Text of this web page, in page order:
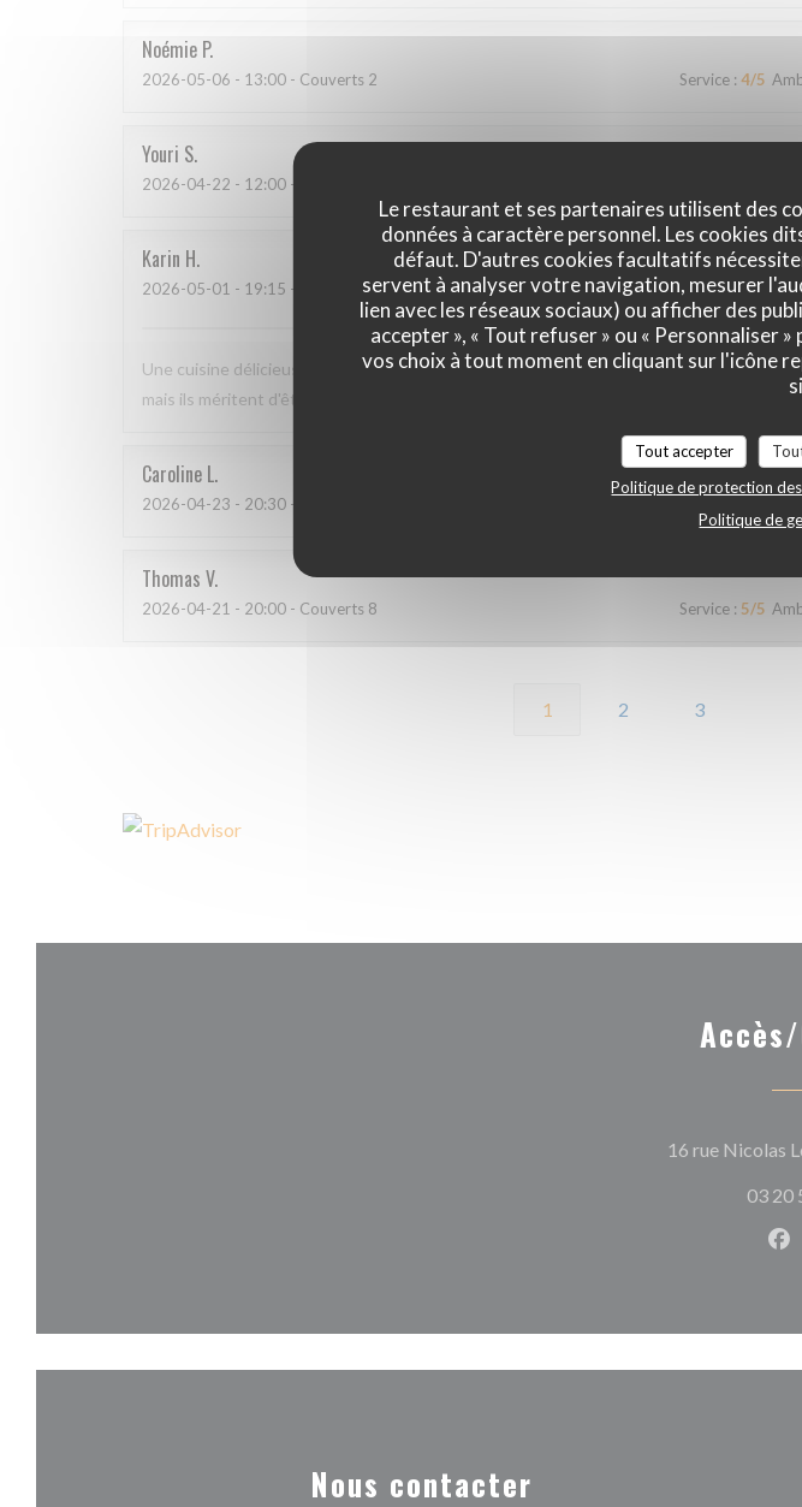
Le restaurant et ses partenaires utilisent des
données à caractère personnel. Les cookies
défaut. D'autres cookies facultatifs
servent à analyser votre navigation, mesurer
lien avec les réseaux sociaux) ou afficher des
accepter », « Tout refuser » ou « Personnaliser
vos choix à tout moment en cliquant sur l'icône
Tout accepter
Politique de protection
Politique de
Noémie P
2026-05-06 - 13:00 - Couverts 2 Service: 4/5
Youri S
2026-04-22 - 12:00 - Couverts 2
Karin H
2026-05-01 - 19:15 - Couverts 3 Service: 5/5
Une cuisine délicieuse et pleine de saveurs, avec un accueil et un service
mais ils méritent d'être plus connus car nous nous sommes régalés !
Caroline L
2026-04-23 - 20:30 - Couverts 4
Thomas V
2026-04-21 - 20:00 - Couverts 8 Service: 5/5
1 2 3
16 rue Nicolas
03 20
Nous contacter